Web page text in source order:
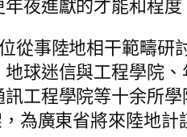
夜進獻的才能和程度
從事陸地相干範疇
球迷信與工程學院
工程學院等十余所
為廣東省將來陸地計